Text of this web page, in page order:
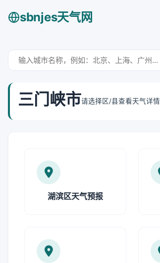
sbnjes天气网
三门峡市请选择区/县查看天气详情
湖滨区天气预报